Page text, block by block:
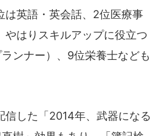
は英語・英会話、2位医療事
やはりスキルアップに役立つ
ンナー）、9位栄養士なども
した「2014年、武器になる